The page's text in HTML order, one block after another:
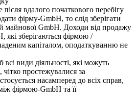
після вдалого початкового перебігу
фірму-GmbH, то слід зберігати
майнової GmbH. Доходи від продажу
які зберігаються фірмою /
капіталом, оподаткуванню не
види діяльності, які можуть
чітко простежувалися за
насамперед до всіх справ,
фірмою-GmbH та її